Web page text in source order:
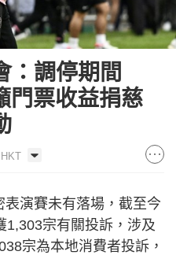
：調停期間
門票收益捐慈
演賽未有落場，截至今
1,303宗有關投訴，涉及
宗為本地消費者投訴，